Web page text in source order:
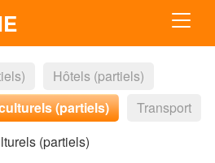
Hôtels (partiels)
(partiels)
Transport
(partiels)